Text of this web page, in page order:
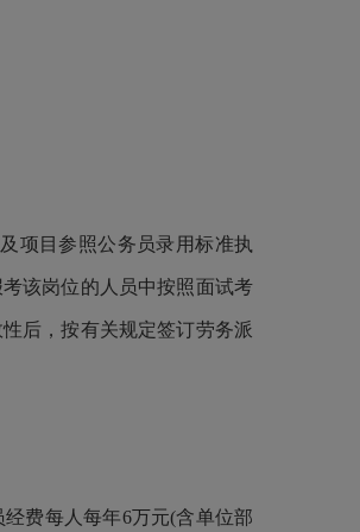
项目参照公务员录用标准执
该岗位的人员中按照面试考
后，按有关规定签订劳务派
费每人每年6万元(含单位部